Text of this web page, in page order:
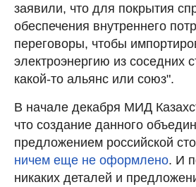
заявили, что для покрытия
обеспечения внутреннего
переговоры, чтобы
электроэнергию из соседних
какой-то альянс или союз".
В начале декабря МИД
что создание данного
предложением российской
ничем еще не оформлено. И
никаких деталей и